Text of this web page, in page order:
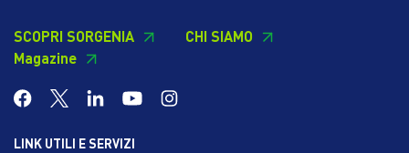
SCOPRI SORGENIA
CHI SIAMO
Magazine
LINK UTILI E SERVIZI